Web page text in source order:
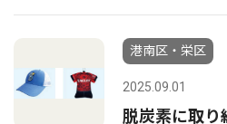
港南区・栄区
2025.09.01
脱炭素に取り